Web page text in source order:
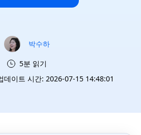
박수하
5분 읽기
데이트 시간: 2026-07-15 14:48:01